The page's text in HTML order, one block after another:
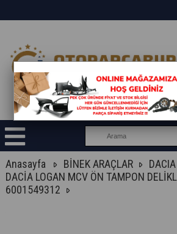
Anasayfa BİNEK ARAÇLAR DACIA
DACİA LOGAN MCV ÖN TAMPON
6001549312